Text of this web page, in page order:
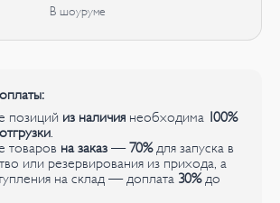
В шоуруме
позиций из наличия необходима 100%
.
товаров на заказ —70%для запуска в
или резервирования из прихода, а
на склад — доплата 30%до